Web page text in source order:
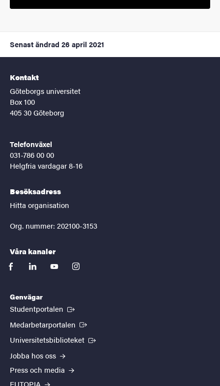
Senast ändrad 26 april 2021
Kontakt
Göteborgs universitet
Box 100
405 30 Göteborg
Telefonväxel
031-786 00 00
Helgfria vardagar 8-16
Besöksadress
Hitta organisation
Org. nummer: 202100-3153
Våra kanaler
facebooklinkedinyoutubeinstagram
Genvägar
Studentportalen (Extern länk)
Medarbetarportalen (Extern länk)
Universitetsbiblioteket (Extern länk)
Jobba hos oss
Press och media
EUTOPIA